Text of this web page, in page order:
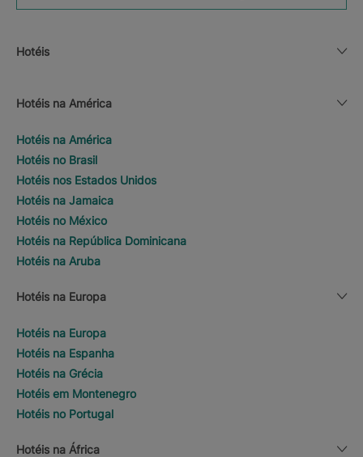
Hotéis
Hotéis na América
Hotéis na América
Hotéis no Brasil
Hotéis nos Estados Unidos
Hotéis na Jamaica
Hotéis no México
Hotéis na República Dominicana
Hotéis na Aruba
Hotéis na Europa
Hotéis na Europa
Hotéis na Espanha
Hotéis na Grécia
Hotéis em Montenegro
Hotéis no Portugal
Hotéis na África